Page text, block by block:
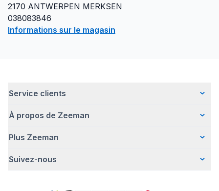
2170 ANTWERPEN MERKSEN
038083846
Informations sur le magasin
Service clients
Questions fréquentes
Livraison
Retour d'articles
À propos de Zeeman
Qui sommes-nous ?
Une entreprise responsable
Plus Zeeman
Avertissement de sécurité
Suivez-nous